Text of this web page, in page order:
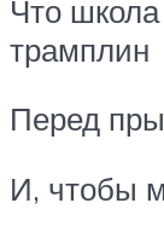
Что
трамплин
Перед
И, чтобы